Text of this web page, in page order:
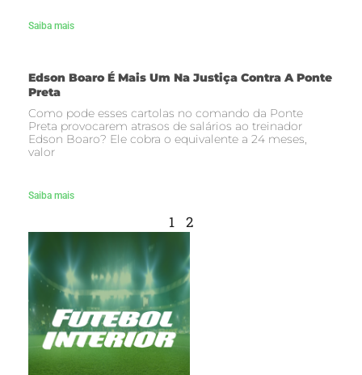
Saiba mais
Edson Boaro É Mais Um Na Justiça Contra A Ponte
Preta
Como pode esses cartolas no comando da Ponte
Preta provocarem atrasos de salários ao treinador
Edson Boaro? Ele cobra o equivalente a 24 meses,
valor
Saiba mais
1 2